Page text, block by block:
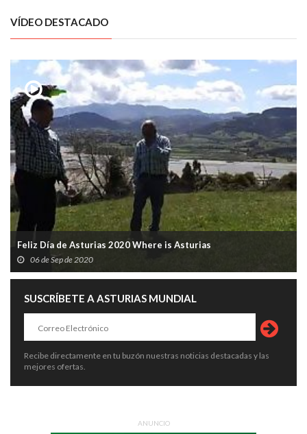
VÍDEO DESTACADO
Feliz Día de Asturias 2020 Where is Asturias
06 de Sep de 2020
SUSCRÍBETE A ASTURIAS MUNDIAL
Recibe directamente en tu buzón nuestras noticias destacadas y las
mejores ofertas.
ANUNCIO